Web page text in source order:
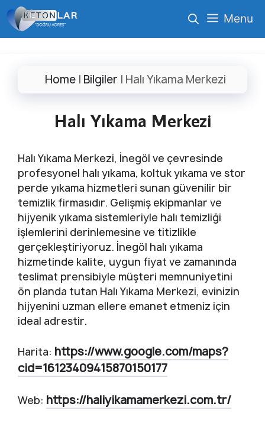
İçeriğe
atla
Menu
Home | Bilgiler | Halı Yıkama Merkezi
Halı Yıkama Merkezi
Halı Yıkama Merkezi, İnegöl ve çevresinde
profesyonel halı yıkama, koltuk yıkama ve stor
perde yıkama hizmetleri sunan güvenilir bir
temizlik firmasıdır. Gelişmiş ekipmanlar ve
hijyenik yıkama sistemleriyle halı temizliği
işlemlerini derinlemesine ve titizlikle
gerçekleştiriyoruz. İnegöl halı yıkama
hizmetinde kalite, uygun fiyat ve zamanında
teslimat prensibiyle müşteri memnuniyetini
ön planda tutan Halı Yıkama Merkezi, evinizin
hijyenini uzman ellere emanet etmeniz için
ideal adrestir.
Harita: https://www.google.com/maps?
cid=16123409415870150177
Web: https://haliyikamamerkezi.com.tr/